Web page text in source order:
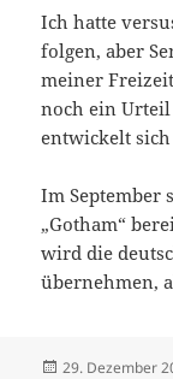
Ich hatte
folgen, aber
meiner
noch ein Urteil
entwickelt
Im September
„Gotham“
wird die
übernehmen,
Veröffentlicht
29. Dezember